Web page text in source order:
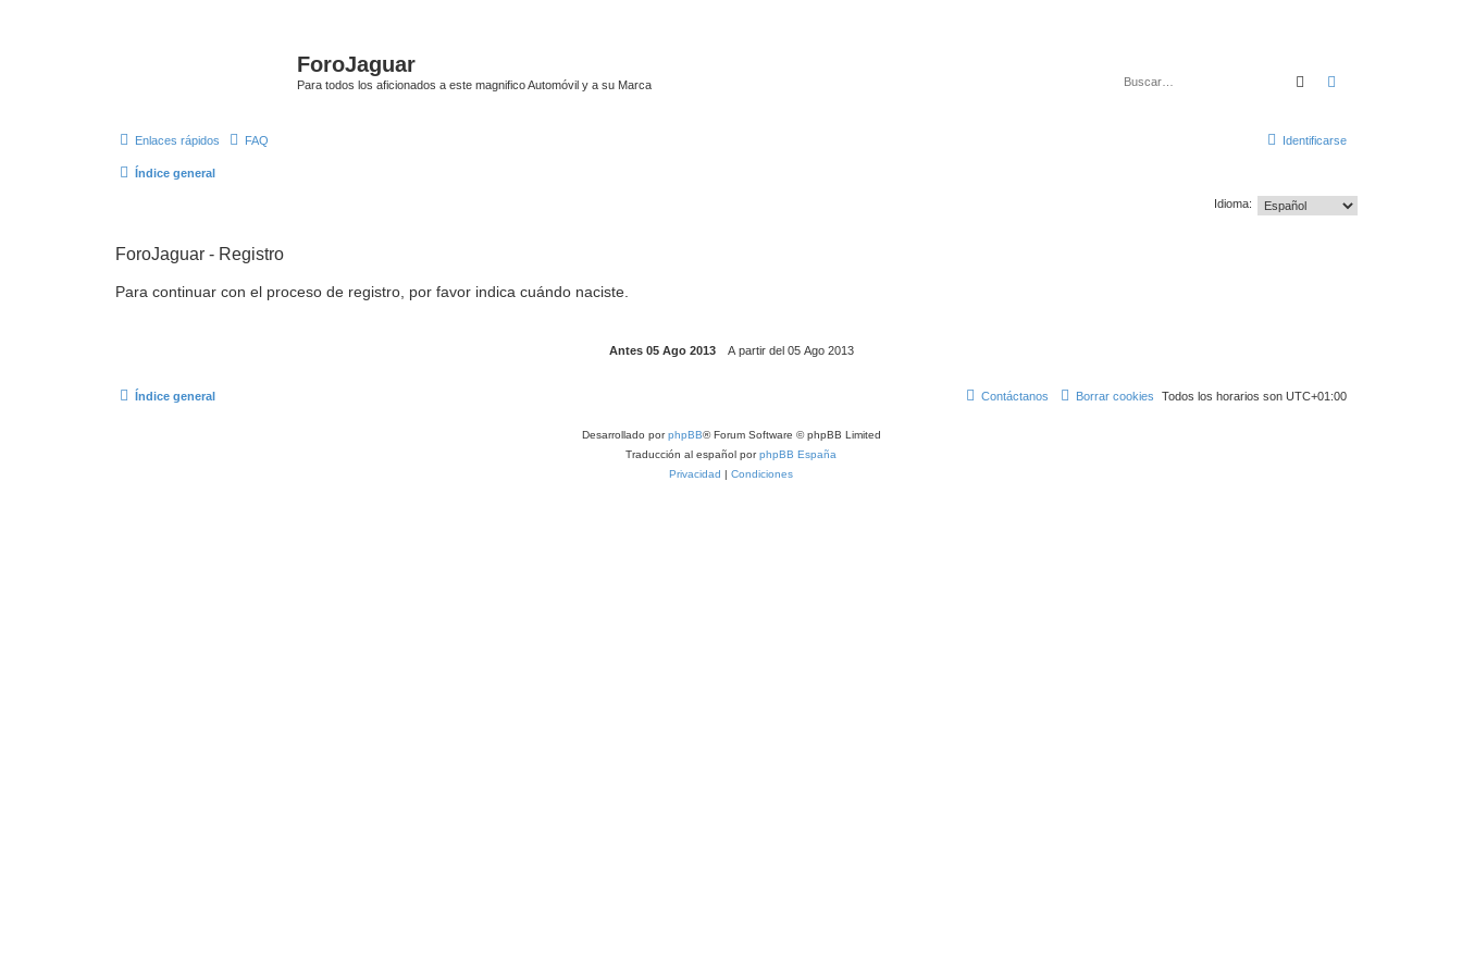
ForoJaguar
Para todos los aficionados a este magnifico Automóvil y a su Marca Buscar
Enlaces rápidos FAQ Identificarse
Índice general
Idioma:
ForoJaguar - Registro
Para continuar con el proceso de registro, por favor indica cuándo naciste.
Índice general Todos los horarios son UTC+01:00
Borrar cookies
Contáctanos
Desarrollado porphpBB® Forum Software © phpBB Limited
Traducción al español porphpBB España
Privacidad
Condiciones